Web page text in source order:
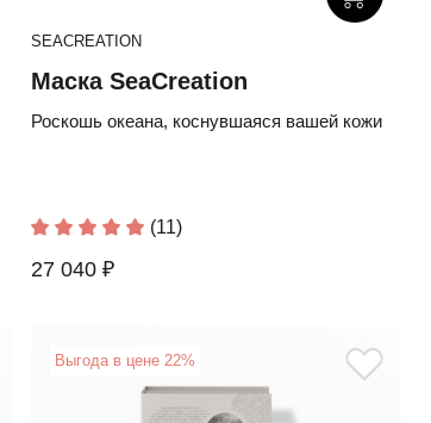
SEACREATION
Маска SeaCreation
Роскошь океана, коснувшаяся вашей кожи
(11)
27 040 ₽
Выгода в цене 22%